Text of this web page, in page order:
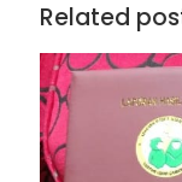
Related